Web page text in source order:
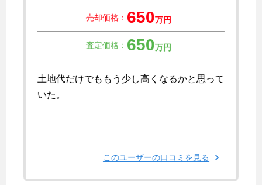
売却価格： 650万円
査定価格： 650万円
土地代だけでももう少し高くなるかと思って
いた。
このユーザーの口コミを見る